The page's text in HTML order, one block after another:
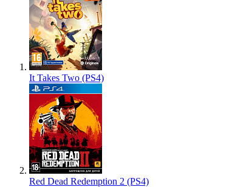
It Takes Two (PS4)
Red Dead Redemption 2 (PS4)